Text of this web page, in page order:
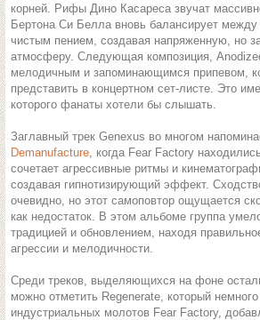
корней. Рифы Дино Касареса звучат
Бертона Си Белла вновь балансирует
чистым пением, создавая напряженную, но
атмосферу. Следующая композиция,
мелодичным и запоминающимся припевом,
представить в концертном сет-листе. Это
которого фанаты хотели бы слышать.
Заглавный трек Genexus во многом
Demanufacture, когда Fear Factory
сочетает агрессивные ритмы и
создавая гипнотизирующий эффект.
очевидно, но этот самоповтор ощущается
как недостаток. В этом альбоме группа
традицией и обновлением, находя
агрессии и мелодичности.
Среди треков, выделяющихся на фоне
можно отметить Regenerate, который
индустриальных молотов Fear Factory,